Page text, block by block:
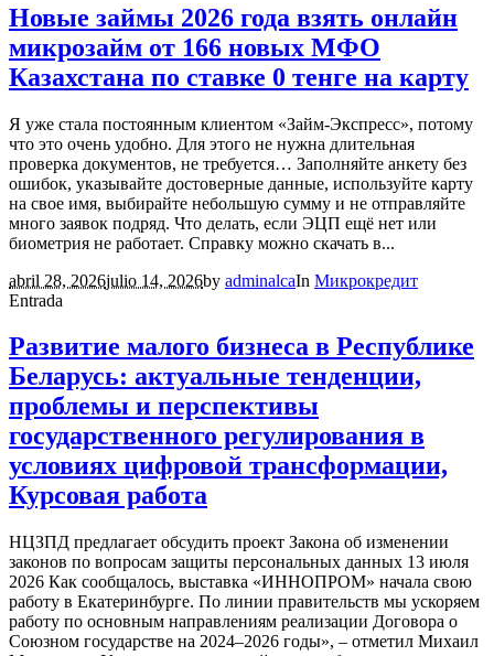
Новые займы 2026 года взять онлайн
микрозайм от 166 новых МФО
Казахстана по ставке 0 тенге на карту
Я уже стала постоянным клиентом «Займ-Экспресс», потому
что это очень удобно. Для этого не нужна длительная
проверка документов, не требуется… Заполняйте анкету без
ошибок, указывайте достоверные данные, используйте карту
на свое имя, выбирайте небольшую сумму и не отправляйте
много заявок подряд. Что делать, если ЭЦП ещё нет или
биометрия не работает. Справку можно скачать в...
abril 28, 2026julio 14, 2026by adminalcaIn Микрокредит
Entrada
Развитие малого бизнеса в Республике
Беларусь: актуальные тенденции,
проблемы и перспективы
государственного регулирования в
условиях цифровой трансформации,
Курсовая работа
НЦЗПД предлагает обсудить проект Закона об изменении
законов по вопросам защиты персональных данных 13 июля
2026 Как сообщалось, выставка «ИННОПРОМ» начала свою
работу в Екатеринбурге. По линии правительств мы ускоряем
работу по основным направлениям реализации Договора о
Союзном государстве на 2024–2026 годы», – отметил Михаил